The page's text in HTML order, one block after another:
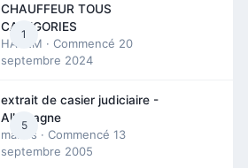
1
CHAUFFEUR TOUS
CATEGORIES
HAZEM · Commencé 20
septembre 2024
5
extrait de casier judiciaire -
Allemagne
maries · Commencé 13
septembre 2005